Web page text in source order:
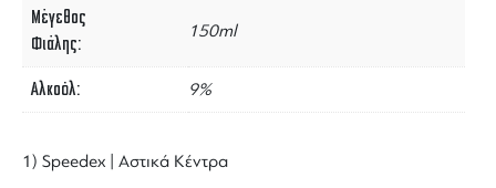
Μέγεθος
Φιάλης
150ml
Αλκοόλ 9%
1) Speedex | Αστικά Κέντρα